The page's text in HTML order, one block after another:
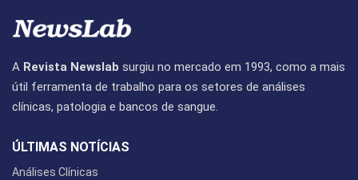
A Revista Newslab surgiu no mercado em 1993, como a mais
útil ferramenta de trabalho para os setores de análises
clínicas, patologia e bancos de sangue.
ÚLTIMAS NOTÍCIAS
Análises Clínicas